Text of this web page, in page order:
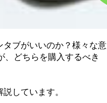
タブがいいのか？様々な意
、どちらを購入するべき
しています。